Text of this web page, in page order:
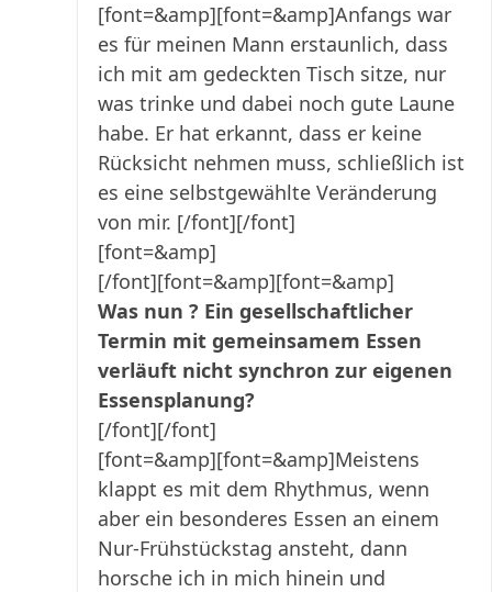
[font=&amp][font=&amp]Anfangs war
es für meinen Mann erstaunlich, dass
ich mit am gedeckten Tisch sitze, nur
was trinke und dabei noch gute Laune
habe. Er hat erkannt, dass er keine
Rücksicht nehmen muss, schließlich ist
es eine selbstgewählte Veränderung
von mir. [/font][/font]
[font=&amp]
[/font][font=&amp][font=&amp]
Was nun ? Ein gesellschaftlicher
Termin mit gemeinsamem Essen
verläuft nicht synchron zur eigenen
Essensplanung?
[/font][/font]
[font=&amp][font=&amp]Meistens
klappt es mit dem Rhythmus, wenn
aber ein besonderes Essen an einem
Nur-Frühstückstag ansteht, dann
horsche ich in mich hinein und